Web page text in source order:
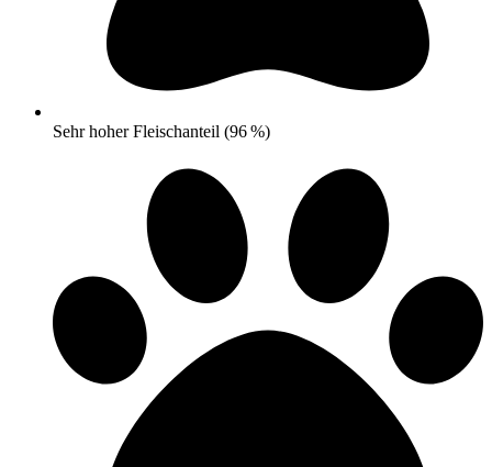
Sehr hoher Fleischanteil (96 %)